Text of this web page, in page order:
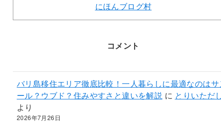
にほんブログ村
コメント
バリ島移住エリア徹底比較！一人暮らしに最適なのはサ
ール？ウブド？住みやすさと違いを解説 に とりいただ
より
2026年7月26日